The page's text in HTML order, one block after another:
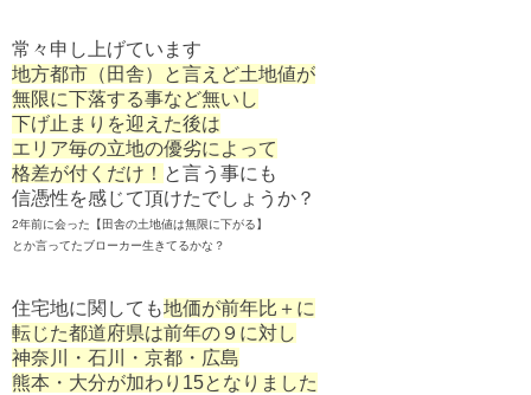
常々申し上げています
地方都市（田舎）と言えど土地値が
無限に下落する事など無いし
下げ止まりを迎えた後は
エリア毎の立地の優劣によって
格差が付くだけ！ と言う事にも
信憑性を感じて頂けたでしょうか？
2年前に会った【田舎の土地値は無限に下がる】
とか言ってたブローカー生きてるかな？
住宅地に関しても地価が前年比＋に
転じた都道府県は前年の９に対し
神奈川・石川・京都・広島
熊本・大分が加わり15となりました